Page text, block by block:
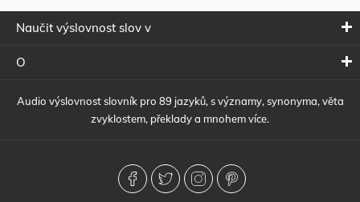
Naučit výslovnost slov v
O
Audio výslovnost slovník pro 89 jazyků, s významy, synonyma, věta
zvyklostem, překlady a mnohem více.